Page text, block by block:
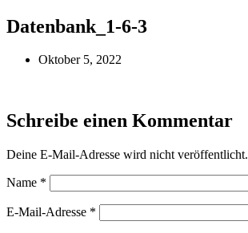
Datenbank_1-6-3
Oktober 5, 2022
Schreibe einen Kommentar
Deine E-Mail-Adresse wird nicht veröffentlicht.
Name *
E-Mail-Adresse *